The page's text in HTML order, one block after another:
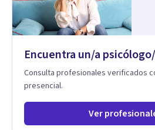
Encuentra un/a
Consulta profesionales verificados
presencial.
Ver